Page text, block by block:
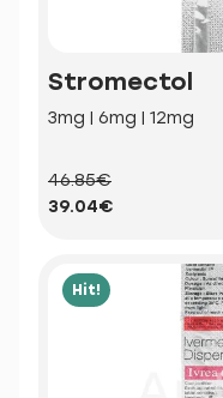
Stromectol
3mg | 6mg | 12mg
46.85€
39.04€
Hit!